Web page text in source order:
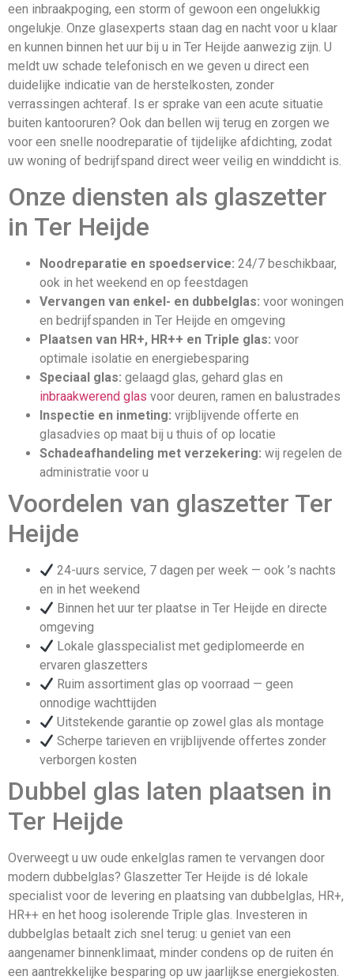
een inbraakpoging, een storm of gewoon een ongelukkig
ongelukje. Onze glasexperts staan dag en nacht voor u klaar
en kunnen binnen het uur bij u in Ter Heijde aanwezig zijn. U
meldt uw schade telefonisch en we geven u direct een
duidelijke indicatie van de herstelkosten, zonder
verrassingen achteraf. Is er sprake van een acute situatie
buiten kantooruren? Ook dan bellen wij terug en zorgen we
voor een snelle noodreparatie of tijdelijke afdichting, zodat
uw woning of bedrijfspand direct weer veilig en winddicht is.
Onze diensten als glaszetter
in Ter Heijde
Noodreparatie en spoedservice: 24/7 beschikbaar,
ook in het weekend en op feestdagen
Vervangen van enkel- en dubbelglas: voor woningen
en bedrijfspanden in Ter Heijde en omgeving
Plaatsen van HR+, HR++ en Triple glas: voor
optimale isolatie en energiebesparing
Speciaal glas: gelaagd glas, gehard glas en
inbraakwerend glas voor deuren, ramen en balustrades
Inspectie en inmeting: vrijblijvende offerte en
glasadvies op maat bij u thuis of op locatie
Schadeafhandeling met verzekering: wij regelen de
administratie voor u
Voordelen van glaszetter Ter
Heijde
24-uurs service, 7 dagen per week — ook ’s nachts
en in het weekend
Binnen het uur ter plaatse in Ter Heijde en directe
omgeving
Lokale glasspecialist met gediplomeerde en
ervaren glaszetters
Ruim assortiment glas op voorraad — geen
onnodige wachttijden
Uitstekende garantie op zowel glas als montage
Scherpe tarieven en vrijblijvende offertes zonder
verborgen kosten
Dubbel glas laten plaatsen in
Ter Heijde
Overweegt u uw oude enkelglas ramen te vervangen door
modern dubbelglas? Glaszetter Ter Heijde is dé lokale
specialist voor de levering en plaatsing van dubbelglas, HR+,
HR++ en het hoog isolerende Triple glas. Investeren in
dubbelglas betaalt zich snel terug: u geniet van een
aangenamer binnenklimaat, minder condens op de ruiten én
een aantrekkelijke besparing op uw jaarlijkse energiekosten.